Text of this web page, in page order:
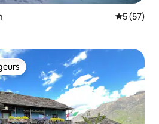
5 (57)
les plus appréciés